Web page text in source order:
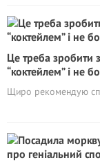
Це треба зробити
“коктейлем” і не
Щиро рекомендую